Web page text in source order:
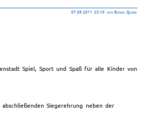
07.09.2011 23:10 von Björn Quade
Spiel, Sport und Spaß für alle Kinder von
Siegerehrung neben der